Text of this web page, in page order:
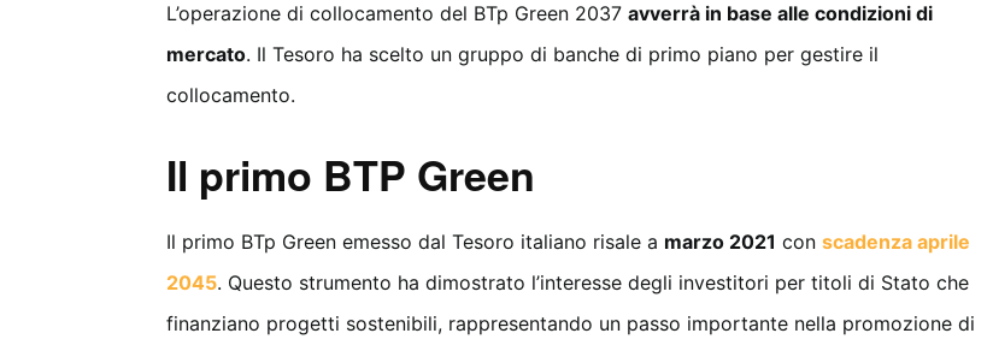
L’operazione di collocamento del BTp Green 2037 avverrà in base alle condizioni di
mercato. Il Tesoro ha scelto un gruppo di banche di primo piano per gestire il
collocamento.
Il primo BTP Green
Il primo BTp Green emesso dal Tesoro italiano risale a marzo 2021 con scadenza aprile
2045. Questo strumento ha dimostrato l’interesse degli investitori per titoli di Stato che
finanziano progetti sostenibili, rappresentando un passo importante nella promozione di